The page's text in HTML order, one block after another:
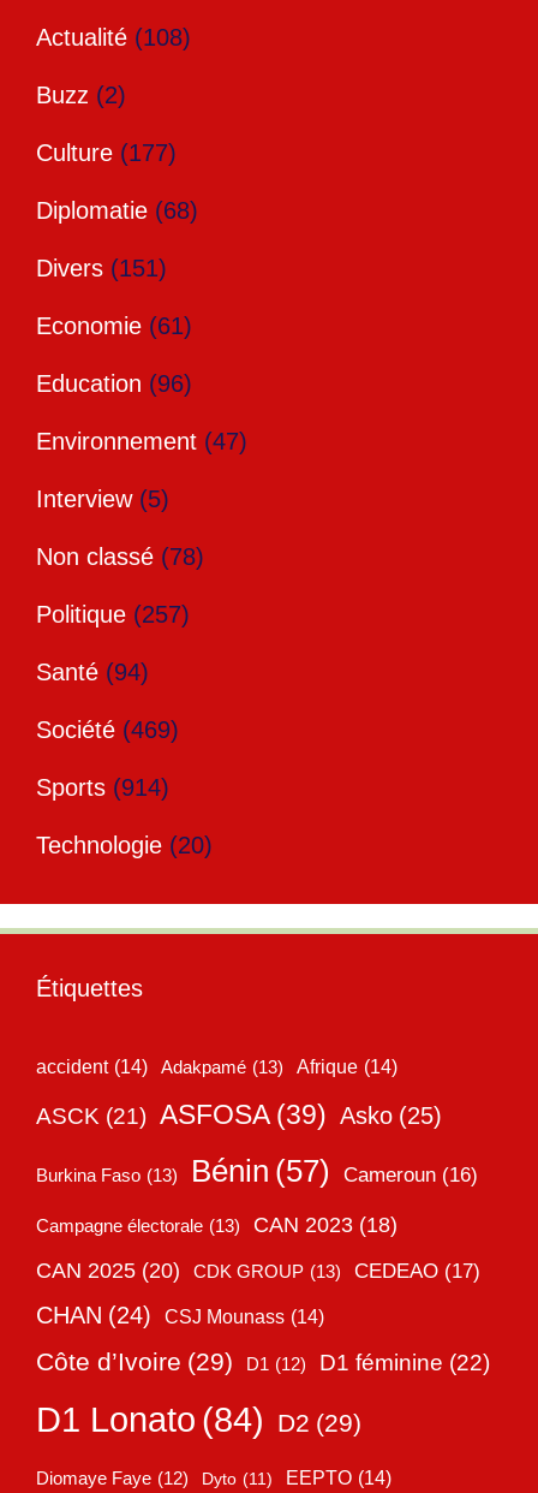
Actualité (108)
Buzz (2)
Culture (177)
Diplomatie (68)
Divers (151)
Economie (61)
Education (96)
Environnement (47)
Interview(5)
Non classé (78)
Politique (257)
Santé (94)
Société (469)
Sports (914)
Technologie (20)
Étiquettes
accident (14) Adakpamé (13) Afrique (14)
ASCK (21) ASFOSA (39) Asko (25)
Burkina Faso (13) Bénin (57) Cameroun (16)
Campagne électorale (13) CAN 2023 (18)
CAN 2025 (20) CDK GROUP (13) CEDEAO (17)
CHAN (24) CSJ Mounass (14)
Côte d’Ivoire (29) D1 (12) D1 féminine (22)
D1 Lonato (84) D2 (29)
Diomaye Faye (12) Dyto (11) EEPTO (14)